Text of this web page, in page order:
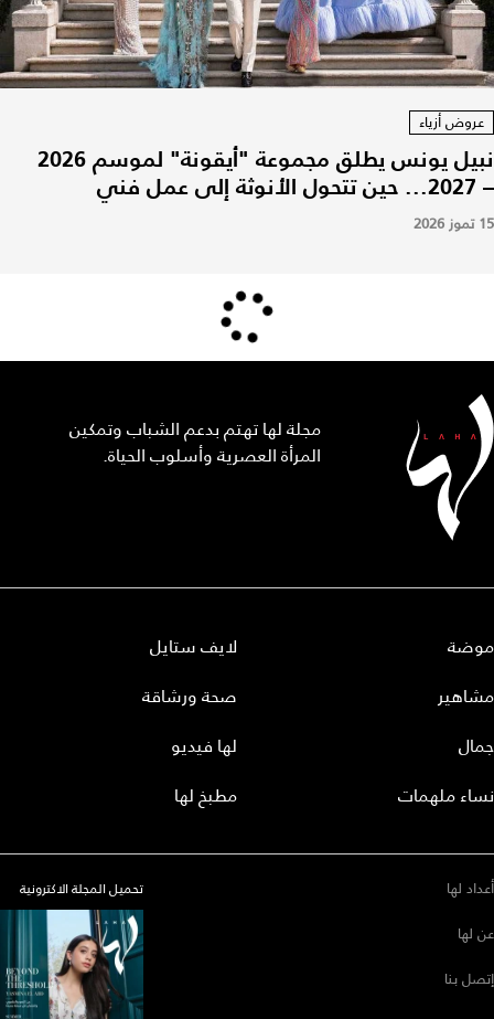
عروض أزياء
نبيل يونس يطلق مجموعة "أيقونة" لموسم 2026
– 2027... حين تتحول الأنوثة إلى عمل فني
15 تموز 2026
مجلة لها تهتم بدعم الشباب وتمكين
المرأة العصرية وأسلوب الحياة.
موضة
مشاهير
جمال
نساء ملهمات
لايف ستايل
صحة ورشاقة
لها فيديو
مطبخ لها
أعداد لها
عن لها
إتصل بنا
تحميل المجلة الاكترونية